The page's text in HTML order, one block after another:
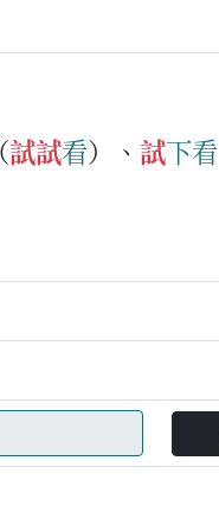
試試看）、 試下看